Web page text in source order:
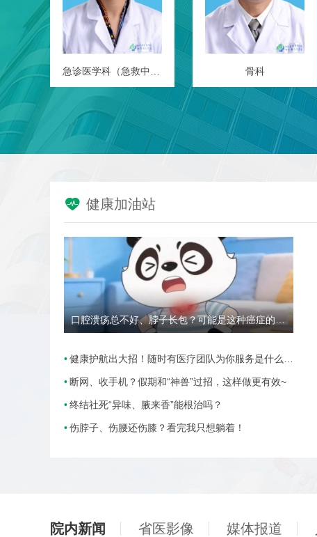
科 眼科
 健康加油站
口腔溃疡总不好、脖子长包？可能是这种癌症的高危信号→
健康护航出大招！随时有医疗团队为你服务是什么样的体验？
断网、收手机？假期和“神兽”过招，这样做更有效~
终结社死“异味、腋来香”能根治吗？
伤脖子、伤腰还伤膝？看完我只想躺着！
院内新闻 省医影像 媒体报道